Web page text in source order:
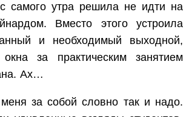
самого утра решила не идти на
Вместо этого устроила
и необходимый выходной,
за практическим занятием
Ах…
за собой словно так и надо.